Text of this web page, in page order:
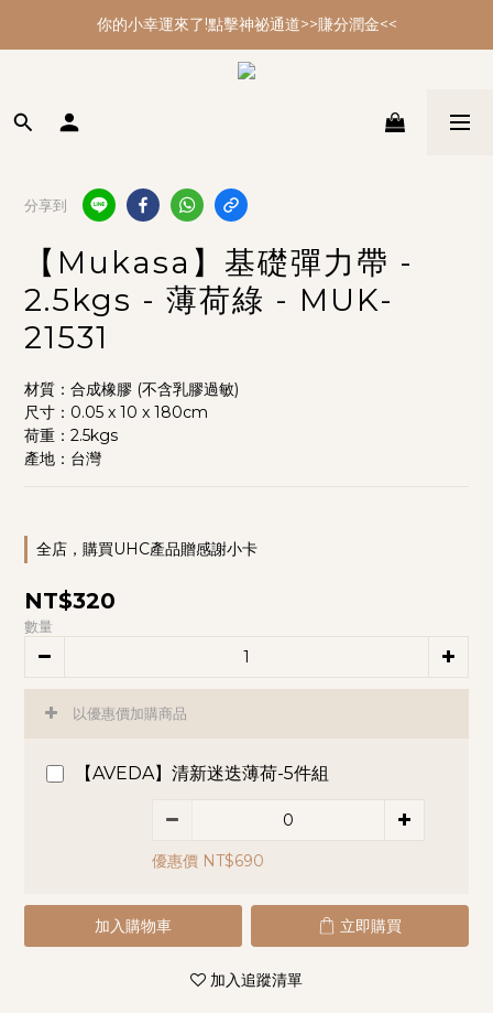
你的小幸運來了!點擊神祕通道>>賺分潤金<<
你的小幸運來了!點擊神祕通道>>賺分潤金<<
年節大掃除 最強多功能黑皂特惠
你的小幸運來了!點擊神祕通道>>賺分潤金<<
分享到
【Mukasa】基礎彈力帶 -
2.5kgs - 薄荷綠 - MUK-
21531
材質：合成橡膠 (不含乳膠過敏)
尺寸：0.05 x 10 x 180cm
荷重：2.5kgs
產地：台灣
全店，購買UHC產品贈感謝小卡
NT$320
數量
以優惠價加購商品
【AVEDA】清新迷迭薄荷-5件組
優惠價 NT$690
加入購物車 立即購買
加入追蹤清單